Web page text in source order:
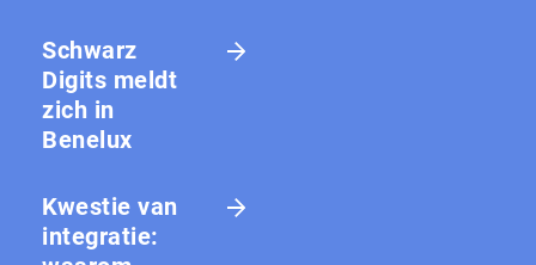
Schwarz
Digits meldt
zich in
Benelux
Kwestie van
integratie: